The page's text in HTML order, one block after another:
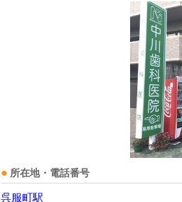
所在地・電話番号
呉服町駅